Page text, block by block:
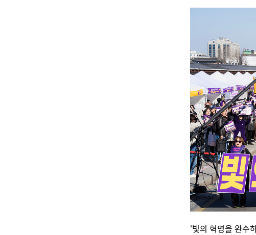
‘빛의 혁명을 완수